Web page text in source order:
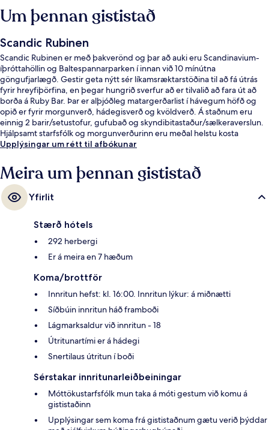
Um þennan gististað
Scandic Rubinen
Scandic Rubinen er með þakverönd og þar að auki eru Scandinavium-
íþróttahöllin og Baltespannarparken í innan við 10 mínútna
göngufjarlægð. Gestir geta nýtt sér líkamsræktarstöðina til að fá útrás
fyrir hreyfiþörfina, en þegar hungrið sverfur að er tilvalið að fara út að
borða á Ruby Bar. Þar er alþjóðleg matargerðarlist í hávegum höfð og
opið er fyrir morgunverð, hádegisverð og kvöldverð. Á staðnum eru
einnig 2 barir/setustofur, gufubað og skyndibitastaður/sælkeraverslun.
Hjálpsamt starfsfólk og morgunverðurinn eru meðal helstu kosta
gististaðarins að mati ferðamanna sem hafa heimsótt hann.
sporvagnastoppistöðin er í nokkurra skrefa fjarlægð og Berzeliigatan
sporvagnastoppistöðin er í 6 mínútna göngufjarlægð.
Upplýsingar um rétt til afbókunar
Meira um þennan gististað
Yfirlit
Stærð hótels
292 herbergi
Er á meira en 7 hæðum
Koma/brottför
Innritun hefst: kl. 16:00. Innritun lýkur: á miðnætti
Síðbúin innritun háð framboði
Lágmarksaldur við innritun - 18
Útritunartími er á hádegi
Snertilaus útritun í boði
Sérstakar innritunarleiðbeiningar
Móttökustarfsfólk mun taka á móti gestum við komu á
gististaðinn
Upplýsingar sem koma frá gististaðnum gætu verið þýddar